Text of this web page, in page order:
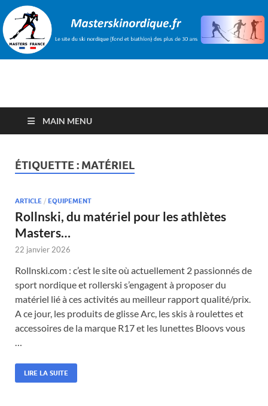
Le site du ski nordique
(fond et biathlon) des
plus de 30 ans
MAIN MENU
ÉTIQUETTE : MATÉRIEL
ARTICLE / EQUIPEMENT
Rollnski, du matériel pour les athlètes
Masters…
22 janvier 2026
Rollnski.com : c’est le site où actuellement 2 passionnés de
sport nordique et rollerski s’engagent à proposer du
matériel lié à ces activités au meilleur rapport qualité/prix.
A ce jour, les produits de glisse Arc, les skis à roulettes et
accessoires de la marque R17 et les lunettes Bloovs vous
…
LIRE LA SUITE